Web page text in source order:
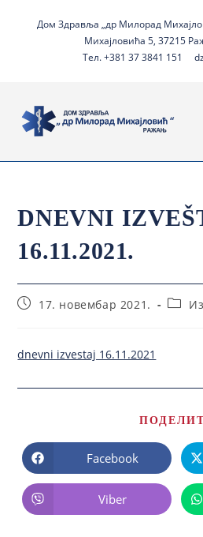
Дом Здравља „др Милорад
Михајловића 5, 37215
Тел. +381 37 3841 151
DNEVNI
16.11.2021.
17. новембар 2021.
dnevni izvestaj 16.11.2021
Facebook
Viber